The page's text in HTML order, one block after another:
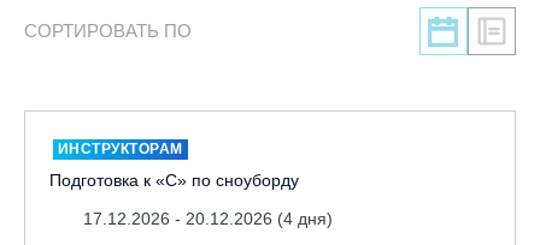
ЛЕКТОР
СОРТИРОВАТЬ ПО
ИНСТРУКТОРАМ
Подготовка к «С» по сноуборду
17.12.2026 - 20.12.2026 (4 дня)